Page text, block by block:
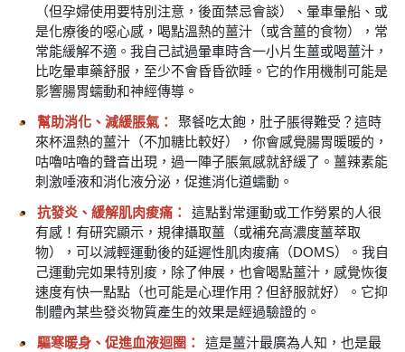
（但孕婦使用要特別注意，後面禁忌會談）、暈車暈船、或
是化療後的噁心感，喝點溫熱的薑汁（或含薑的食物），常
常能緩解不適。我自己試過暈車時含一小片生薑或喝薑汁，
比吃暈車藥舒服，至少不會昏昏欲睡。它的作用機制可能是
影響腸胃蠕動和神經傳導。
幫助消化、減緩脹氣：
聚餐吃太飽，肚子脹得難受？這時
來杯溫熱的薑汁（不加糖比較好），你會感覺腸胃暖暖的，
咕嚕咕嚕的聲音出現，過一陣子脹氣感就舒緩了。薑辣素能
刺激唾液和消化液分泌，促進消化道蠕動。
抗發炎、緩解肌肉痠痛：
這點對常運動或工作勞累的人很
有感！有研究顯示，規律攝取薑（或補充高濃度薑萃取
物），可以減輕運動後的延遲性肌肉痠痛（DOMS）。我自
己運動完如果特別痠，除了伸展，也會喝點薑汁，感覺恢復
速度有快一點點（也可能是心理作用？但舒服就好）。它抑
制體內某些發炎物質產生的效果是經過驗證的。
驅寒暖身、促進血液迴圈：
這是薑汁最廣為人知，也是最